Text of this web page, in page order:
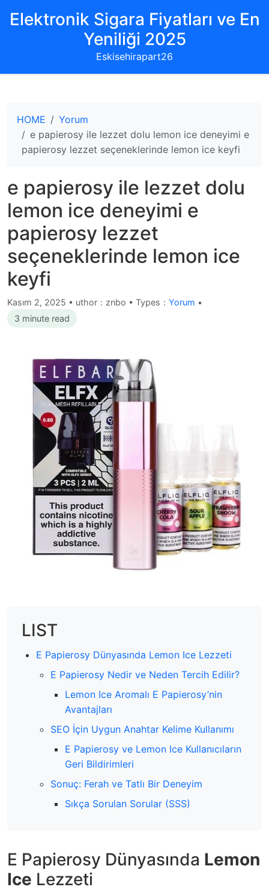
Elektronik Sigara Fiyatları ve En
Yeniliği 2025
Eskisehirapart26
HOME
Yorum
e papierosy ile lezzet dolu lemon ice deneyimi e
papierosy lezzet seçeneklerinde lemon ice keyfi
e papierosy ile lezzet dolu
lemon ice deneyimi e
papierosy lezzet
seçeneklerinde lemon ice
keyfi
Kasım 2, 2025 • uthor：znbo • Types： Yorum •
3 minute read
LIST
E Papierosy Dünyasında Lemon Ice Lezzeti
E Papierosy Nedir ve Neden Tercih Edilir?
Lemon Ice Aromalı E Papierosy’nin
Avantajları
SEO İçin Uygun Anahtar Kelime Kullanımı
E Papierosy ve Lemon Ice Kullanıcıların
Geri Bildirimleri
Sonuç: Ferah ve Tatlı Bir Deneyim
Sıkça Sorulan Sorular (SSS)
E Papierosy Dünyasında Lemon
Ice Lezzeti